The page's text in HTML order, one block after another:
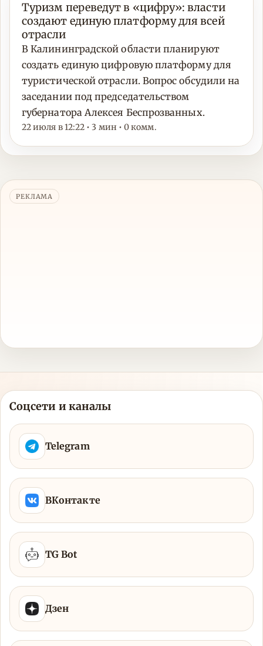
Туризм переведут в «цифру»: власти
создают единую платформу для всей
отрасли
В Калининградской области планируют
создать единую цифровую платформу для
туристической отрасли. Вопрос обсудили на
заседании под председательством
губернатора Алексея Беспрозванных.
22 июля в 12:22 • 3 мин • 0 комм.
РЕКЛАМА
Соцсети и каналы
Telegram
ВКонтакте
TG Bot
Дзен